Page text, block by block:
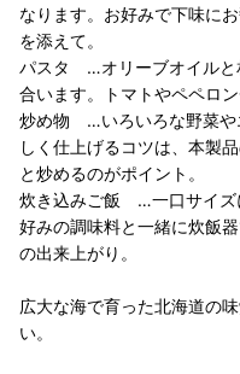
なります。お好みで下味に
を添えて。
パスタ …オリーブオイルと
合います。トマトやペペロ
炒め物 …いろいろな野菜や
しく仕上げるコツは、本製
と炒めるのがポイント。
炊き込みご飯 …一口サイズ
好みの調味料と一緒に炊飯
の出来上がり。
広大な海で育った北海道の
い。